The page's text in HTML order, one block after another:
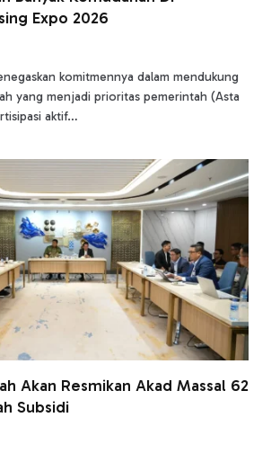
Expo 2026
komitmennya dalam mendukung
yang menjadi prioritas pemerintah (Asta
aktif…
Akan Resmikan Akad Massal 62
Subsidi